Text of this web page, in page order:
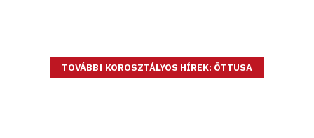
TOVÁBBI KOROSZTÁLYOS HÍREK: ÖTTUSA